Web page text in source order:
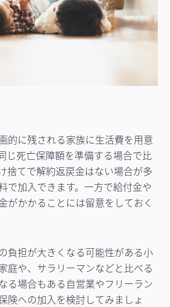
的に残される家族に生活費を用意
じ死亡保障額を準備する場合で比
捨てで解約返戻金はない場合が多
で加入できます。一方で給付金や
がかかることには留意をしておく
負担が大きくなる可能性がある小
庭や、サラリーマンなどと比べる
る場合もある自営業やフリーラン
険への加入を検討してみましょ